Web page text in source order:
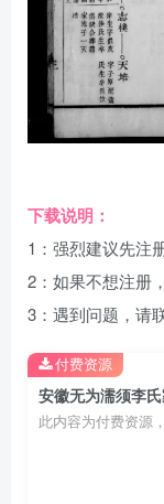
下载说明：
1：强烈建议先注
2：如果不想注册
3：遇到问题，请
安徽无为濡须李氏
此内容为付费资源
付费资源